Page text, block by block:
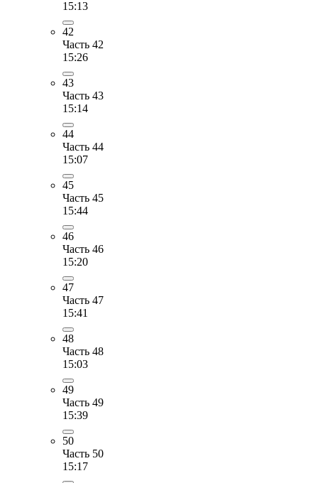
15:13
42
Часть 42
15:26
43
Часть 43
15:14
44
Часть 44
15:07
45
Часть 45
15:44
46
Часть 46
15:20
47
Часть 47
15:41
48
Часть 48
15:03
49
Часть 49
15:39
50
Часть 50
15:17